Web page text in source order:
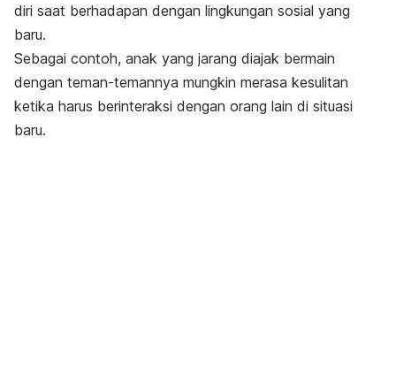
diri saat berhadapan dengan lingkungan sosial yang
baru.
Sebagai contoh, anak yang jarang diajak bermain
dengan teman-temannya mungkin merasa kesulitan
ketika harus berinteraksi dengan orang lain di situasi
baru.